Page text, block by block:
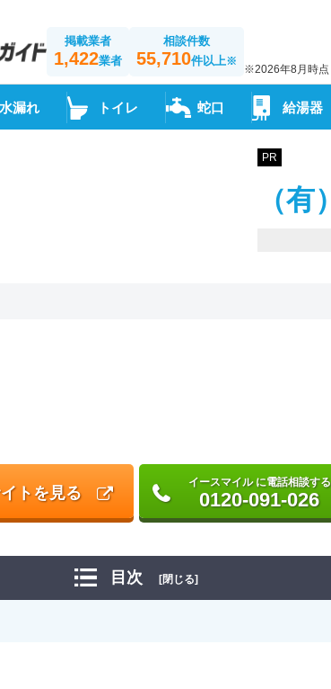
掲載業者
1,422業者
相談件数
55,710件以上※
※2026年8月時点
水漏れ トイレ 蛇口 給湯器
PR
（
トを見る
イースマイル に電話相談する
0120-091-026
目次 [閉じる]